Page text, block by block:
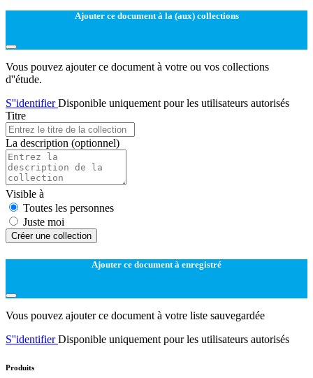
Ajouter ce document à la (aux) collections
Vous pouvez ajouter ce document à votre ou vos collections
d''étude.
S''identifierDisponible uniquement pour les utilisateurs autorisés
Titre
La description (optionnel)
Visible à
Toutes les personnes
Juste moi
Créer une collection
Ajouter ce document à enregistré
Vous pouvez ajouter ce document à votre liste sauvegardée
S''identifierDisponible uniquement pour les utilisateurs autorisés
Produits